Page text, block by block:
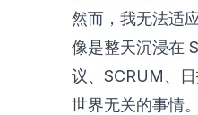
然而，我无法适
像是整天沉浸在
议、SCRUM、
世界无关的事情